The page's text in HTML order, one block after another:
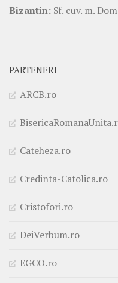
Bizantin: Sf. cuv. m.
PARTENERI
ARCB.ro
Cateheza.ro
Credinta-Catolica.ro
Cristofori.ro
DeiVerbum.ro
EGCO.ro